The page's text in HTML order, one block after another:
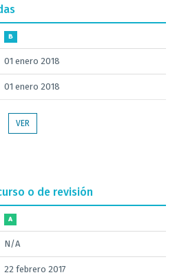
B
01 enero 2018
01 enero 2018
VER
o de revisión
A
N/A
22 febrero 2017